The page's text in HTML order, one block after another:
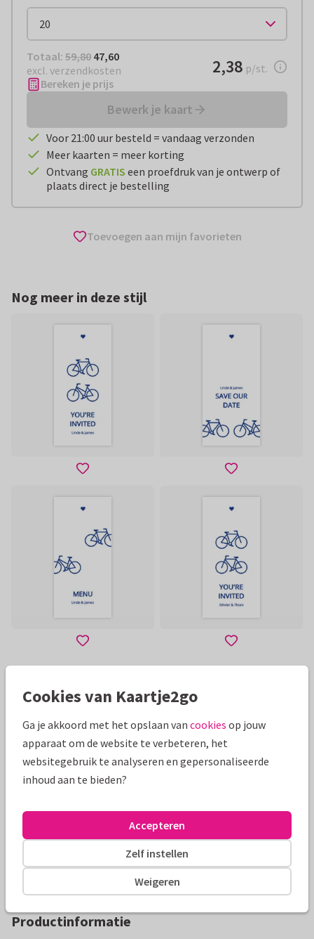
Totaal: € 47,60
Totaal: 59,80 47,60
excl. verzendkosten
€ 2,38per stuk
2,38 p/st.
Bereken je prijs
Bewerk je kaart
Voor 21:00 uur besteld = vandaag verzonden
Meer kaarten = meer korting
Ontvang GRATIS een proefdruk van je ontwerp of
plaats direct je bestelling
Toevoegen aan mijn favorieten
Nog meer in deze stijl
Mooie extra's bij je kaart
Productinformatie
Cookies van Kaartje2go
Ga je akkoord met het opslaan van cookies op jouw
apparaat om de website te verbeteren, het
websitegebruik te analyseren en gepersonaliseerde
inhoud aan te bieden?
Weigeren
Zelf instellen
Accepteren